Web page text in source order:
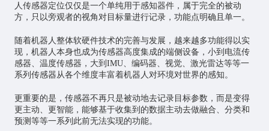
人传感器定位仅仅是一个单纯用于感知器件，属于完全的被动
方，只以旁观者的视角对目标量进行记录，功能点明确且单一。
随着机器人整体软硬件技术的完善与发展，越来越多功能得以实
现，机器人本身也成为传感器高度集成的端侧设备，小到电流传
感器、温度传感器，大到IMU、编码器、视觉、激光雷达等等一
系列传感器从各个维度丰富着机器人对环境对世界的感知。
更重要的是，传感器不再只是被动地去记录目标参数，而是变得
更主动、更智能，能够基于收集到的数据主动去做融合、分类和
预测等等一系列此前无法实现的功能。